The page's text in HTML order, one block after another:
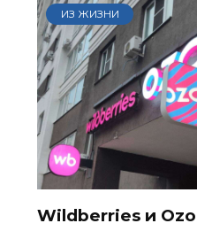
ИЗ ЖИЗНИ
Wildberries и